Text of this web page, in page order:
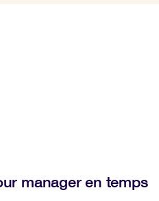
manager en temps